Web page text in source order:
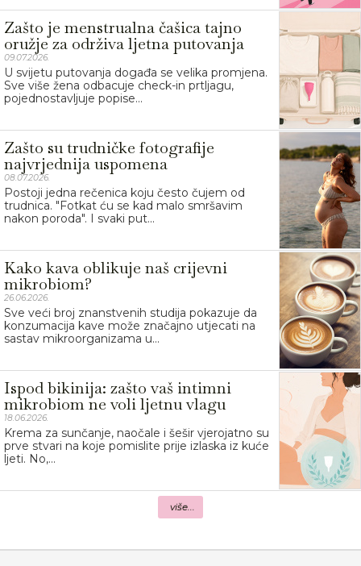
Zašto je menstrualna čašica tajno
oružje za održiva ljetna putovanja
09.07.2026.
U svijetu putovanja događa se velika promjena.
Sve više žena odbacuje check-in prtljagu,
pojednostavljuje popise...
Zašto su trudničke fotografije
najvrjednija uspomena
08.07.2026.
Postoji jedna rečenica koju često čujem od
trudnica. "Fotkat ću se kad malo smršavim
nakon poroda". I svaki put...
Kako kava oblikuje naš crijevni
mikrobiom?
26.06.2026.
Sve veći broj znanstvenih studija pokazuje da
konzumacija kave može značajno utjecati na
sastav mikroorganizama u...
Ispod bikinija: zašto vaš intimni
mikrobiom ne voli ljetnu vlagu
18.06.2026.
Krema za sunčanje, naočale i šešir vjerojatno su
prve stvari na koje pomislite prije izlaska iz kuće
ljeti. No,...
više...